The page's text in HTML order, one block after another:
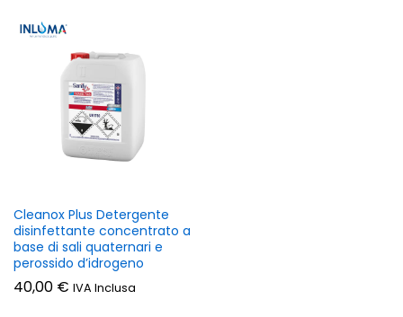
Cleanox Plus Detergente
disinfettante concentrato a
base di sali quaternari e
perossido d’idrogeno
40,00 € IVA Inclusa